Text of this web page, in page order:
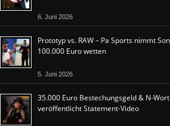
6. Juni 2026
Prototyp vs. RAW – Pa Sports nimmt
100.000 Euro wetten
5. Juni 2026
35.000 Euro Bestechungsgeld & N-
veröffentlicht Statement-Video